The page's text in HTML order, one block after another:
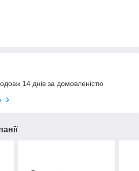
14 днів за домовленістю